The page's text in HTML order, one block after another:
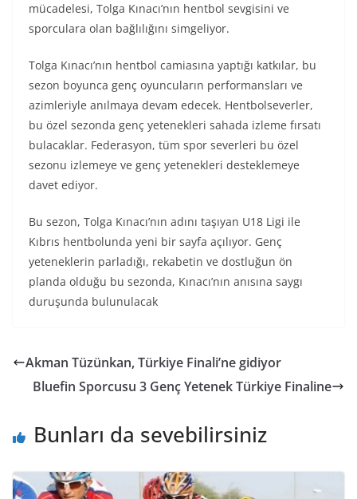
mücadelesi, Tolga Kınacı’nın hentbol sevgisini ve
sporculara olan bağlılığını simgeliyor.
Tolga Kınacı’nın hentbol camiasına yaptığı katkılar, bu
sezon boyunca genç oyuncuların performansları ve
azimleriyle anılmaya devam edecek. Hentbolseverler,
bu özel sezonda genç yetenekleri sahada izleme fırsatı
bulacaklar. Federasyon, tüm spor severleri bu özel
sezonu izlemeye ve genç yetenekleri desteklemeye
davet ediyor.
Bu sezon, Tolga Kınacı’nın adını taşıyan U18 Ligi ile
Kıbrıs hentbolunda yeni bir sayfa açılıyor. Genç
yeteneklerin parladığı, rekabetin ve dostluğun ön
planda olduğu bu sezonda, Kınacı’nın anısına saygı
duruşunda bulunulacak
Akman Tüzünkan, Türkiye Finali’ne gidiyor
Bluefin Sporcusu 3 Genç Yetenek Türkiye Finaline
Bunları da sevebilirsiniz